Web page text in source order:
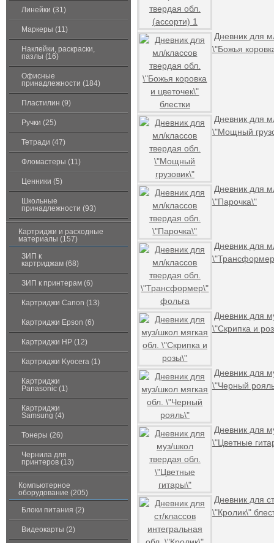
Линейки (31)
Маркеры (11)
Наклейки, раскраски,
пазлы (16)
Офисные
принадлежности (184)
Пластилин (9)
Ручки (25)
Тетради (47)
Фломастеры (11)
Ценники (5)
Школьные
принадлежности (93)
Картриджи и расходные
материалы (157)
ЗИП к
картриджам (68)
ЗИП к принтерам (6)
Картриджи Canon (13)
Картриджи Epson (6)
Картриджи HP (12)
Картриджи Kyocera (1)
Картриджи
Panasonic (1)
Картриджи
Samsung (4)
Тонеры (26)
Чернила для
принтеров (13)
Компьютерное
оборудование (205)
Блоки питания (2)
Видеокарты (2)
Дневник для
\"Божья
Дневник для
\"Мощный
Дневник для
\"Парочка\"
Дневник для
Дневник для
\"Скрипка и
Дневник для
\"Черный
Дневник для
\"Цветные
Дневник для
\"Кролик\"